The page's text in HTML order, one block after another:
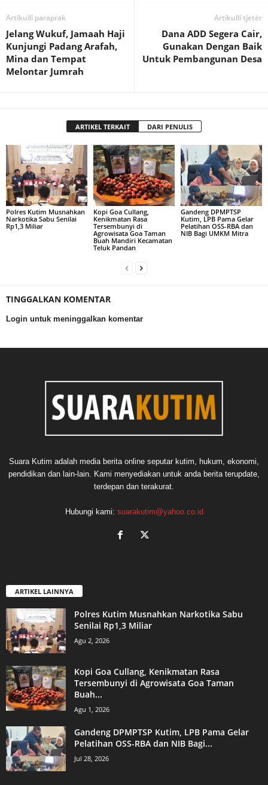
Artikulli paraprak
Jelang Wukuf, Jamaah Haji
Kunjungi Padang Arafah,
Mina dan Tempat
Melontar Jumrah
Artikulli tjetër
Dana ADD Segera Cair,
Gunakan Dengan Baik
Untuk Pembangunan Desa
ARTIKEL TERKAIT DARI PENULIS
Polres Kutim Musnahkan
Narkotika Sabu Senilai
Rp1,3 Miliar
Kopi Goa Cullang,
Kenikmatan Rasa
Tersembunyi di
Agrowisata Goa Taman
Buah Mandiri Kecamatan
Teluk Pandan
Gandeng DPMPTSP
Kutim, LPB Pama Gelar
Pelatihan OSS-RBA dan
NIB Bagi UMKM Mitra
TINGGALKAN KOMENTAR
Login untuk meninggalkan komentar
Suara Kutim adalah media berita online seputar kutim, hukum, ekonomi,
pendidikan dan lain-lain. Kami menyediakan untuk anda berita terupdate,
terdepan dan terakurat.
Hubungi kami: suarakutim@yahoo.co.id
ARTIKEL LAINNYA
Polres Kutim Musnahkan Narkotika Sabu
Senilai Rp1,3 Miliar
Agu 2, 2026
Kopi Goa Cullang, Kenikmatan Rasa
Tersembunyi di Agrowisata Goa Taman
Buah...
Agu 1, 2026
Gandeng DPMPTSP Kutim, LPB Pama Gelar
Pelatihan OSS-RBA dan NIB Bagi...
Jul 28, 2026